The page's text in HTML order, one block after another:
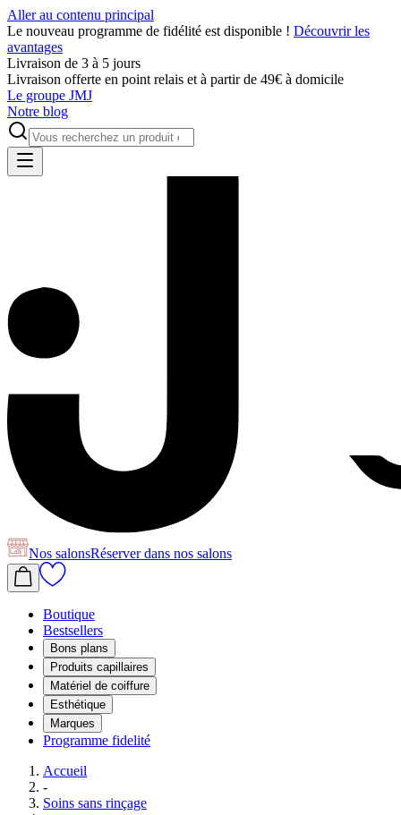
Aller au contenu principal
Le nouveau programme de fidélité est disponible ! Découvrir les
avantages
Livraison de 3 à 5 jours
Livraison offerte en point relais et à partir de 49€ à domicile
Le groupe JMJ
Notre blog
Nos salonsRéserverdans nos salons
Boutique
Bestsellers
Bons plans
Produits capillaires
Matériel de coiffure
Esthétique
Marques
Programme fidelité
Accueil
-
Soins sans rinçage